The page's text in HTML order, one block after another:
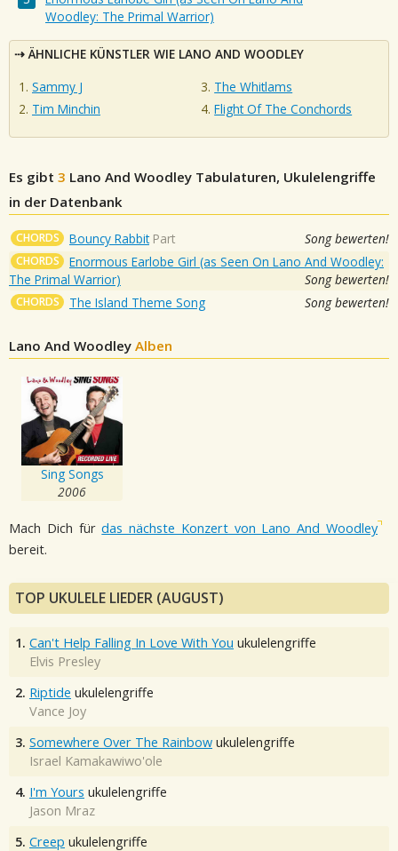
Woodley: The Primal Warrior)
ÄHNLICHE KÜNSTLER WIE LANO AND WOODLEY
Sammy J
Tim Minchin
The Whitlams
Flight Of The Conchords
Es gibt 3 Lano And Woodley Tabulaturen, Ukulelengriffe
in der Datenbank
CHORDS Bouncy Rabbit Part Song bewerten!
CHORDS
Enormous Earlobe Girl (as Seen On Lano And Woodley:
The Primal Warrior)
Song bewerten!
CHORDS The Island Theme Song Song bewerten!
Lano And Woodley Alben
Sing Songs
2006
Mach Dich fürdas nächste Konzert von Lano And Woodley
bereit.
TOP UKULELE LIEDER (AUGUST)
1. Can't Help Falling In Love With You ukulelengriffe
Elvis Presley
2. Riptide ukulelengriffe
Vance Joy
3. Somewhere Over The Rainbow ukulelengriffe
Israel Kamakawiwo'ole
4. I'm Yours ukulelengriffe
Jason Mraz
5. Creep ukulelengriffe